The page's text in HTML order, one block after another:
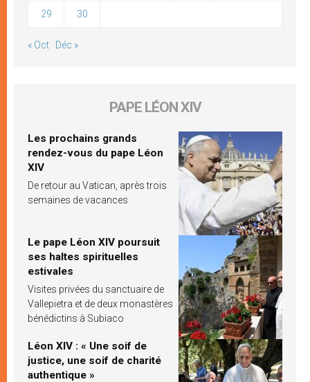
29 30
« Oct Déc »
PAPE LÉON XIV
Les prochains grands
rendez-vous du pape Léon
XIV
De retour au Vatican, après trois
semaines de vacances
Le pape Léon XIV poursuit
ses haltes spirituelles
estivales
Visites privées du sanctuaire de
Vallepietra et de deux monastères
bénédictins à Subiaco
Léon XIV : « Une soif de
justice, une soif de charité
authentique »